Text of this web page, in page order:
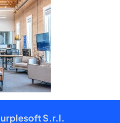
S.r.l.